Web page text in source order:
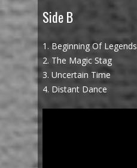
Side B
1. Beginning Of Legends
2. The Magic Stag
3. Uncertain Time
4. Distant Dance